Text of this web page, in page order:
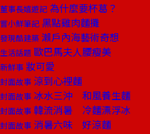
董事長嬉遊記 為什麼要杯葛？
嘗小鮮筆記 黑點雞肉麵攤
發現酷建築 瀨戶內海藝術奇想
生活話題 歐巴馬夫人腰瘦美
新鮮事 妝可愛
封面故事 涼到心裡麵
封面故事 冰水三沖 和風養生麵
封面故事 韓流消暑 冷麵漂浮冰
封面故事 消暑六味 好涼麵